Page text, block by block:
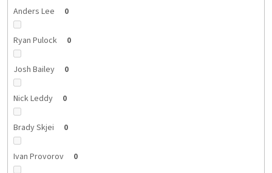
Anders Lee 0
Ryan Pulock 0
Josh Bailey 0
Nick Leddy 0
Brady Skjei 0
Ivan Provorov 0